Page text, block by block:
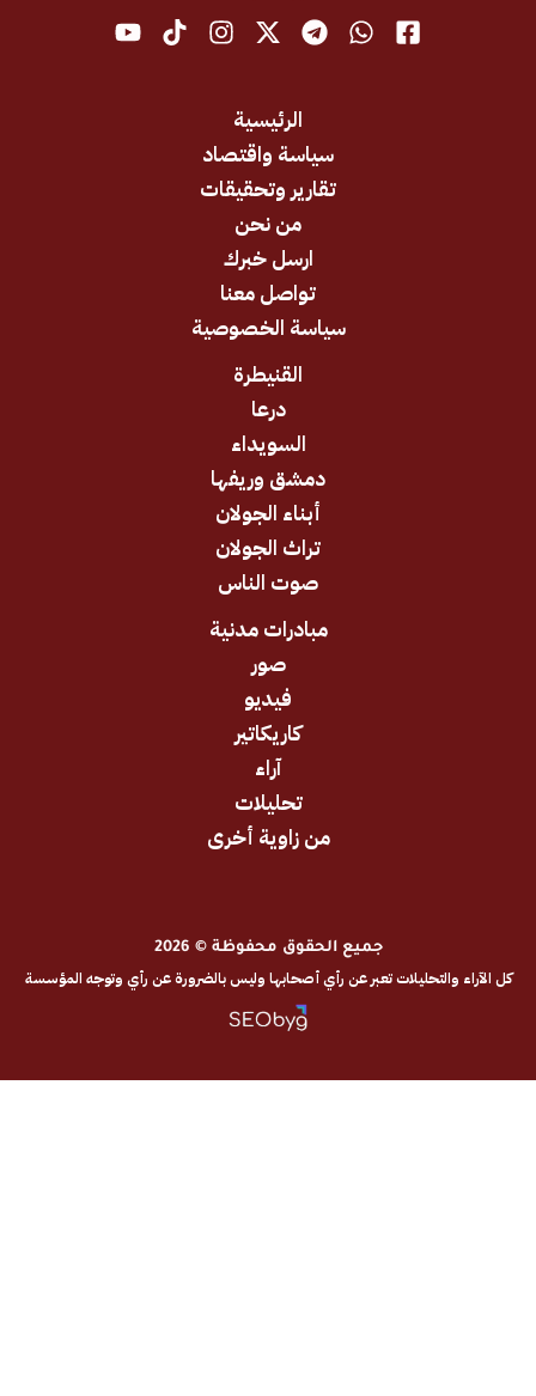
سياسة واقتصاد
تقارير وتحقيقات
ارسل خبرك
تواصل معنا
سياسة الخصوصية
دمشق وريفها
أبناء الجولان
تراث الجولان
صوت الناس
مبادرات مدنية
من زاوية أخرى
جميع الحقوق محفوظة © 2026
تعبر عن رأي أصحابها وليس بالضرورة عن رأي وتوجه المؤسسة